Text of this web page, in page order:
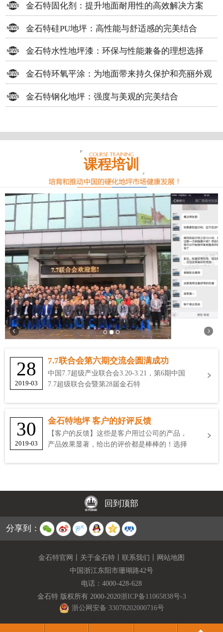
金石特固化剂：提升地面耐用性的高效解决方案
金石特硅PU地坪：高性能与舒适感的完美结合
金石特水性地坪漆：环保与性能兼备的理想选择
金石特环氧平涂：为地面带来持久保护和亮丽外观
金石特钢化地坪：强度与美观的完美结合
课程培训
28
2019-03
7.7联合会第六期交流会圆满成功
中国7.7超级产业联合会3.20-3.21，第6期中国
7.7超级联合会暨第28届金石特
30
2019-03
金石特地坪 客户的好评反馈
【客户的反馈】这些是客户用过公司的产品，
产品效果显著，给出的评价都是棒棒的！选择
回到顶部
分享到：
金石特官网 关于金石特 联系我们
网站地图
中国浙江东阳市珊瑚路42号
电话： 4000-428-628
金石特 版权所有 2000-2020浙ICP备11065838号-3
浙公网安备 33078202000716号